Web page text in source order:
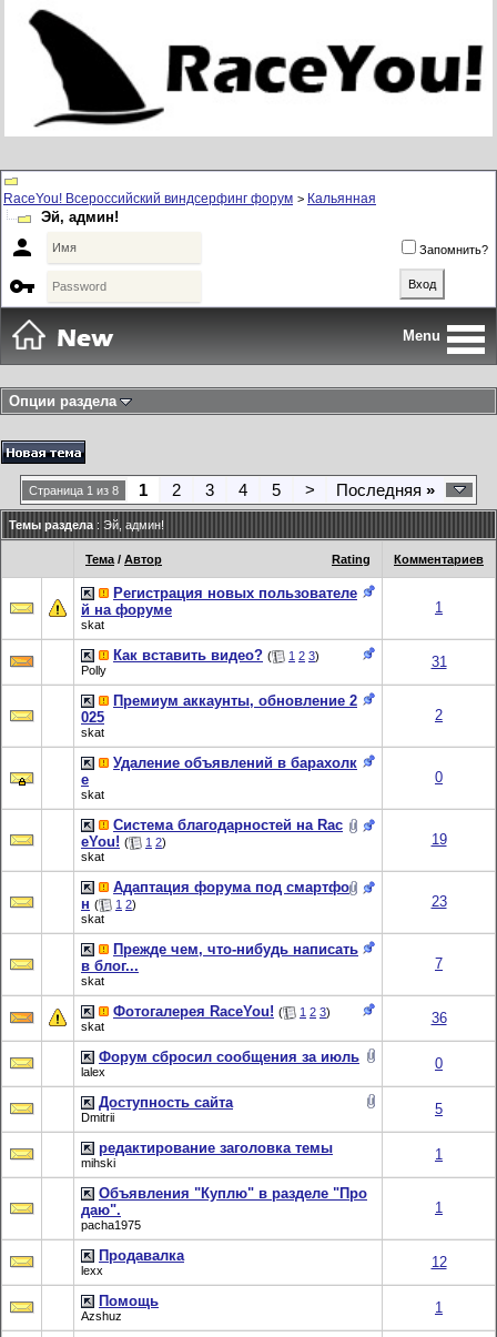
RaceYou! Всероссийский виндсерфинг форум > Кальянная
Эй, админ!
 Запомнить?

Menu
Опции раздела
Страница 1 из 8 1 2 3 4 5 > Последняя »
Темы раздела : Эй, админ!
Rating
Тема / Автор Комментариев
Регистрация новых пользователе
й на форуме
skat
1
Как вставить видео? ( 1 2 3)
Polly
31
Премиум аккаунты, обновление 2
025
skat
2
Удаление объявлений в барахолк
е
skat
0
Система благодарностей на Rac
eYou! ( 1 2)
skat
19
Адаптация форума под смартфо
н ( 1 2)
skat
23
Прежде чем, что-нибудь написать
в блог...
skat
7
Фотогалерея RaceYou! ( 1 2 3)
skat
36
Форум сбросил сообщения за июль
lalex 0
Доступность сайта
Dmitrii 5
редактирование заголовка темы
mihski 1
Объявления "Куплю" в разделе "Про
даю".
pacha1975
1
Продавалка
lexx 12
Помощь
Azshuz 1